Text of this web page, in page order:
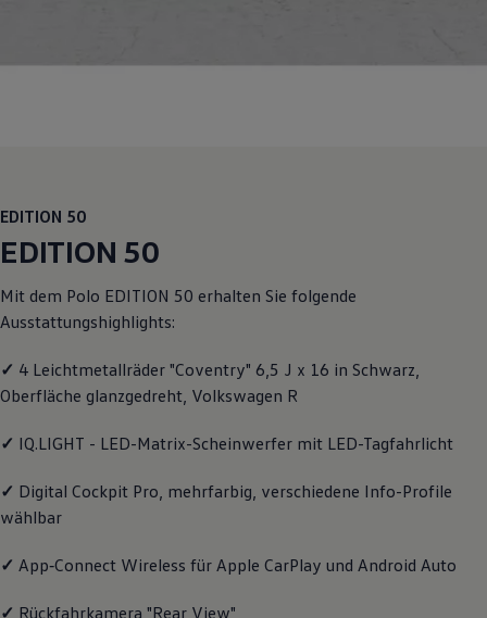
Digitale Extras
Volkswagen Apps, Login und Shop
Handy und Fahrzeug verbinden
Updates für Software, Karten und Radio
Vorgängermodelle
Kundeninformationen
Volkswagen Kundenbetreuung
Assistenzsysteme
Live Beratung
Magazin
Familie
Volkswagen R
EDITION 50
EDITION 50
Mit dem Polo EDITION 50 erhalten Sie folgende
Ausstattungshighlights:
✓ 4 Leichtmetallräder "Coventry" 6,5 J x 16 in Schwarz,
Oberfläche glanzgedreht, Volkswagen R
✓ IQ.LIGHT - LED-Matrix-Scheinwerfer mit LED-Tagfahrlicht
✓ Digital Cockpit Pro, mehrfarbig, verschiedene Info-Profile
wählbar
✓ App‑Connect Wireless für Apple CarPlay und Android Auto
✓ Rückfahrkamera "Rear View"